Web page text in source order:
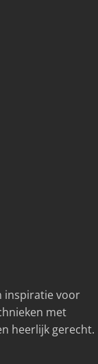
inspiratie voor
met
heerlijk gerecht.